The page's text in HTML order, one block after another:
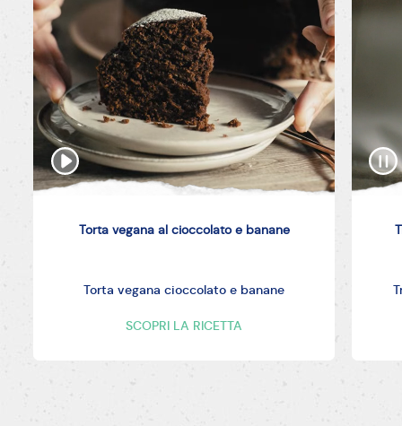
Torta vegana al cioccolato e banane
Torta vegana cioccolato e banane
SCOPRI LA RICETTA